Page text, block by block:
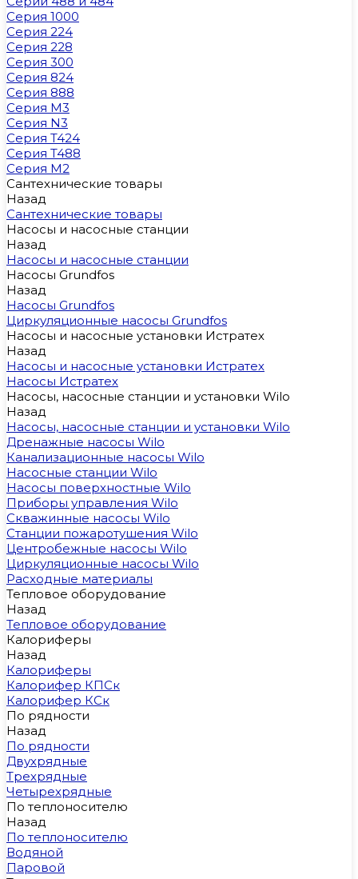
Серия 1000
Серия 224
Серия 228
Серия 300
Серия 824
Серия 888
Серия M3
Серия N3
Серия T424
Серия T488
Серия М2
Сантехнические товары
Назад
Сантехнические товары
Насосы и насосные станции
Назад
Насосы и насосные станции
Насосы Grundfos
Назад
Насосы Grundfos
Циркуляционные насосы Grundfos
Насосы и насосные установки Истратех
Назад
Насосы и насосные установки Истратех
Насосы Истратех
Насосы, насосные станции и установки Wilo
Назад
Насосы, насосные станции и установки Wilo
Дренажные насосы Wilo
Канализационные насосы Wilo
Насосные станции Wilo
Насосы поверхностные Wilo
Приборы управления Wilo
Скважинные насосы Wilo
Станции пожаротушения Wilo
Центробежные насосы Wilo
Циркуляционные насосы Wilo
Расходные материалы
Тепловое оборудование
Назад
Тепловое оборудование
Калориферы
Назад
Калориферы
Калорифер КПСк
Калорифер КСк
По рядности
Назад
По рядности
Двухрядные
Трехрядные
Четырехрядные
По теплоносителю
Назад
По теплоносителю
Водяной
Паровой